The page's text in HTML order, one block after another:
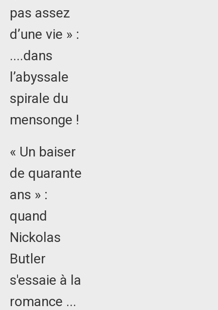
pas assez
d’une vie » :
....dans
l’abyssale
spirale du
mensonge !
« Un baiser
de quarante
ans » :
quand
Nickolas
Butler
s'essaie à la
romance ...